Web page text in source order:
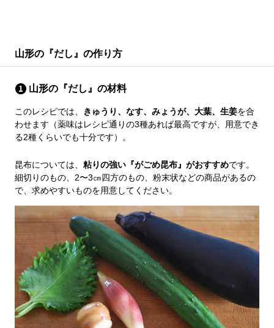
山形の『だし』の作り方
山形の『だし』の材料
このレシピでは、 きゅうり、なす、みょうが、大葉、生姜を合
わせます（薬味はレシピ通りの3種あれば最高ですが、用意でき
る2種くらいでも十分です）。
昆布については、 粘りの強い『がごめ昆布』がおすすめです。
細切りのもの、2〜3㎝四方のもの、粉末状などの商品があるの
で、求めやすいものを用意してください。